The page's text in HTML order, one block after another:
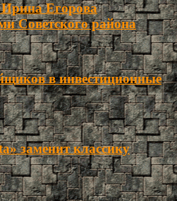
Егорова
Советского района
в инвестиционные
заменит классику